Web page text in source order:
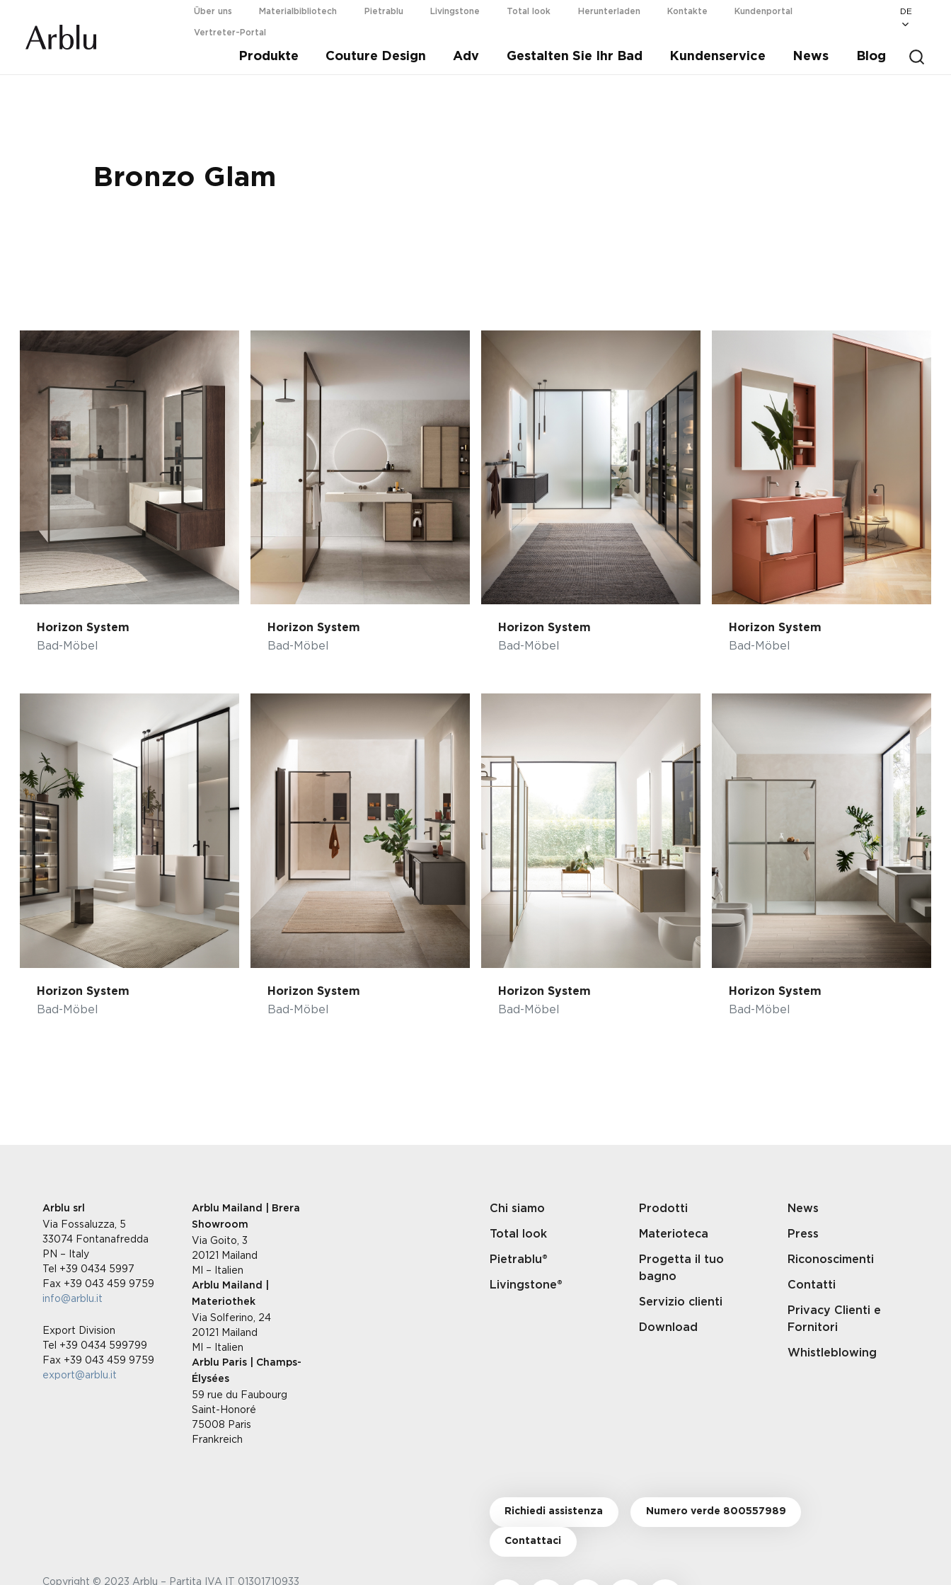
DE
Über uns Materialbibliotech Pietrablu Livingstone Total look Herunterladen Kontakte Kundenportal
Vertreter-Portal
Produkte Couture Design Adv Gestalten Sie Ihr Bad Kundenservice News Blog
Guida alla scelta della tua doccia. Scopri di più
Bronzo Glam
Horizon System
Bad-Möbel
Horizon System
Bad-Möbel
Horizon System
Bad-Möbel
Horizon System
Bad-Möbel
Horizon System
Bad-Möbel
Horizon System
Bad-Möbel
Horizon System
Bad-Möbel
Horizon System
Bad-Möbel
Arblu srl
Via Fossaluzza, 5
33074 Fontanafredda
PN – Italy
Tel +39 0434 5997
Fax +39 043 459 9759
info@arblu.it
Export Division
Tel +39 0434 599799
Fax +39 043 459 9759
export@arblu.it
Arblu Mailand | Brera
Showroom
Via Goito, 3
20121 Mailand
MI – Italien
Arblu Mailand |
Materiothek
Via Solferino, 24
20121 Mailand
MI – Italien
Arblu Paris | Champs-
Élysées
59 rue du Faubourg
Saint-Honoré
75008 Paris
Frankreich
Chi siamo
Total look
Pietrablu®
Livingstone®
Prodotti
Materioteca
Progetta il tuo
bagno
Servizio clienti
Download
News
Press
Riconoscimenti
Contatti
Privacy Clienti e
Fornitori
Whistleblowing
Richiedi assistenza Numero verde 800557989
Contattaci
Copyright © 2023 Arblu – Partita IVA IT 01301710933